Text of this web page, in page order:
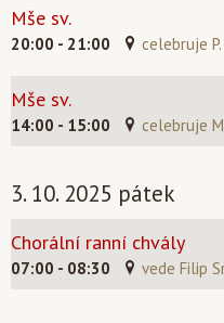
Mše sv.
20:00 - 21:00 celebruje P.
Mše sv.
14:00 - 15:00 celebruje
3. 10. 2025 pátek
Chorální ranní chvály
07:00 - 08:30 vede Filip